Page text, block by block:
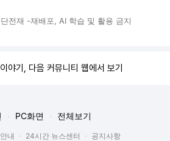
전재 -재배포, AI 학습 및 활용 금지
야기, 다음 커뮤니티 웹에서 보기
PC화면 전체보기
내 24시간 뉴스센터
공지사항